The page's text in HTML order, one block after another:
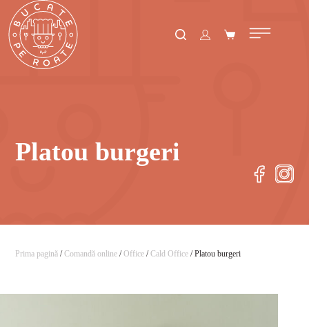
Platou burgeri
Prima pagină /Comandă online /Office /Cald Office / Platou burgeri